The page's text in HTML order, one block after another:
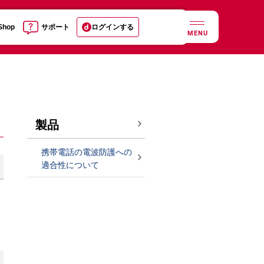
サポート ログインする
MENU
製品
携帯電話の電波防護への
適合性について